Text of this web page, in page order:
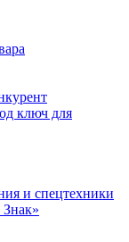
ключ для
и спецтехники